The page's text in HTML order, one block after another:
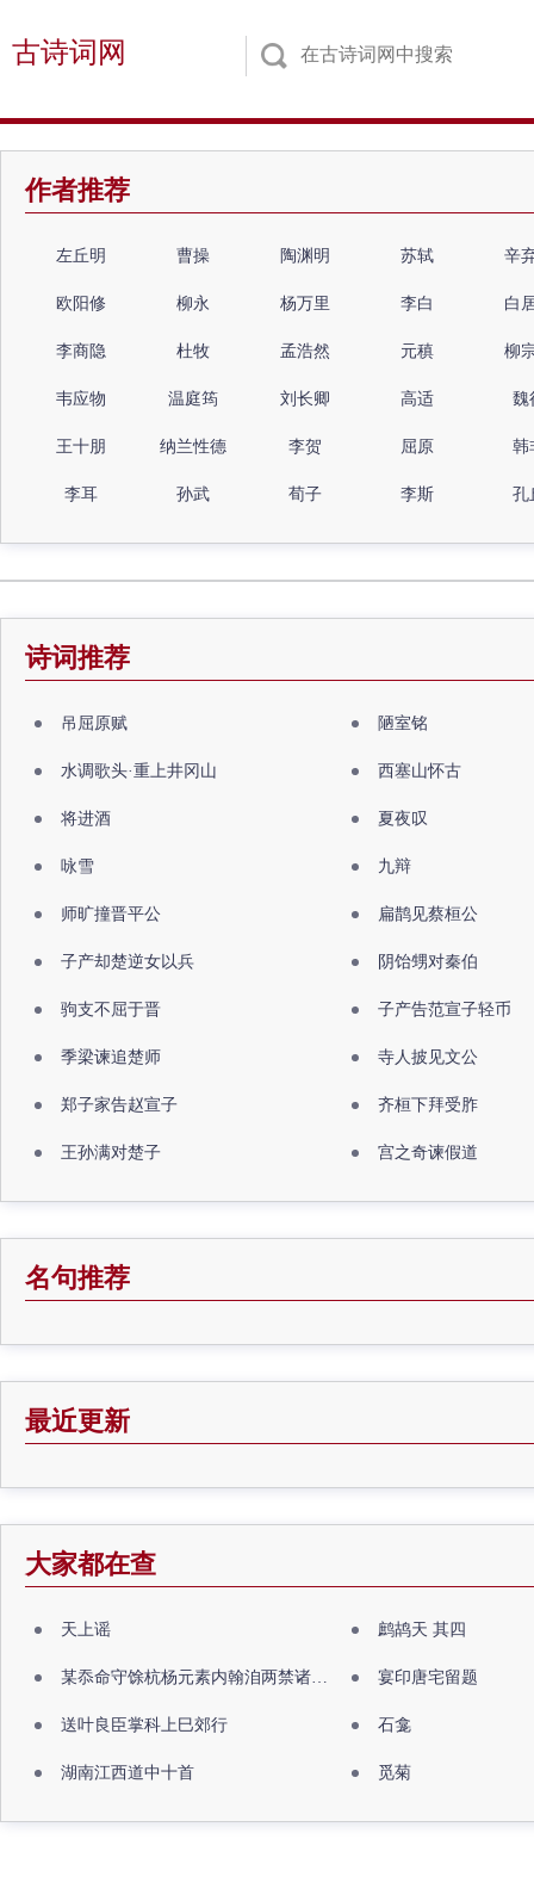
古诗词网
作者推荐
左丘明 曹操 陶渊明 苏轼 辛
欧阳修 柳永 杨万里 李白 白
李商隐 杜牧 孟浩然 元稹 柳
韦应物 温庭筠 刘长卿 高适 魏
王十朋 纳兰性德 李贺 屈原 韩
李耳 孙武 荀子 李斯 孔
诗词推荐
吊屈原赋 陋室铭
水调歌头·重上井冈山 西塞山怀古
将进酒 夏夜叹
咏雪 九辩
师旷撞晋平公 扁鹊见蔡桓公
子产却楚逆女以兵 阴饴甥对秦伯
驹支不屈于晋 子产告范宣子轻币
季梁谏追楚师 寺人披见文公
郑子家告赵宣子 齐桓下拜受胙
王孙满对楚子 宫之奇谏假道
名句推荐
最近更新
大家都在查
天上谣 鹧鸪天 其四
某忝命守馀杭杨元素内翰洎两禁诸公出祖佛寺 宴印唐宅留题
送叶良臣掌科上巳郊行 石龛
湖南江西道中十首 觅菊